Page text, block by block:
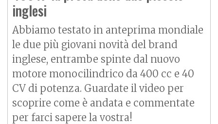
inglesi
Abbiamo testato in anteprima mondiale
le due più giovani novità del brand
inglese, entrambe spinte dal nuovo
motore monocilindrico da 400 cc e 40
CV di potenza. Guardate il video per
scoprire come è andata e commentate
per farci sapere la vostra!